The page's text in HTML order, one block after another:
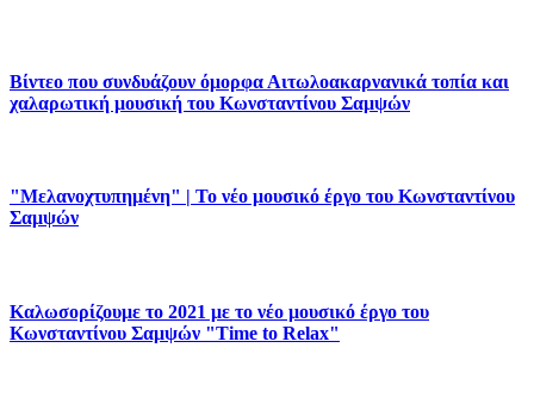
Βίντεο που συνδυάζουν όμορφα Αιτωλοακαρνανικά τοπία και
χαλαρωτική μουσική του Κωνσταντίνου Σαμψών
"Μελανοχτυπημένη" | Το νέο μουσικό έργο του Κωνσταντίνου
Σαμψών
Καλωσορίζουμε το 2021 με το νέο μουσικό έργο του
Κωνσταντίνου Σαμψών "Time to Relax"